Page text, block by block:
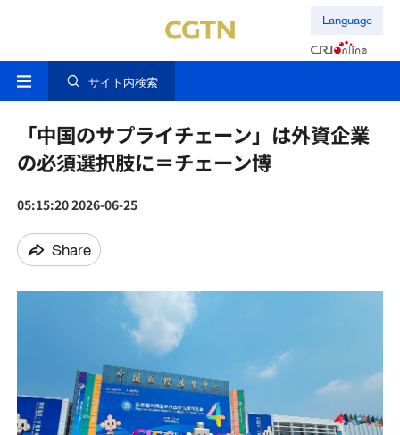
Language
サイト内検索
「中国のサプライチェーン」は外資企業
の必須選択肢に＝チェーン博
05:15:20 2026-06-25
Share